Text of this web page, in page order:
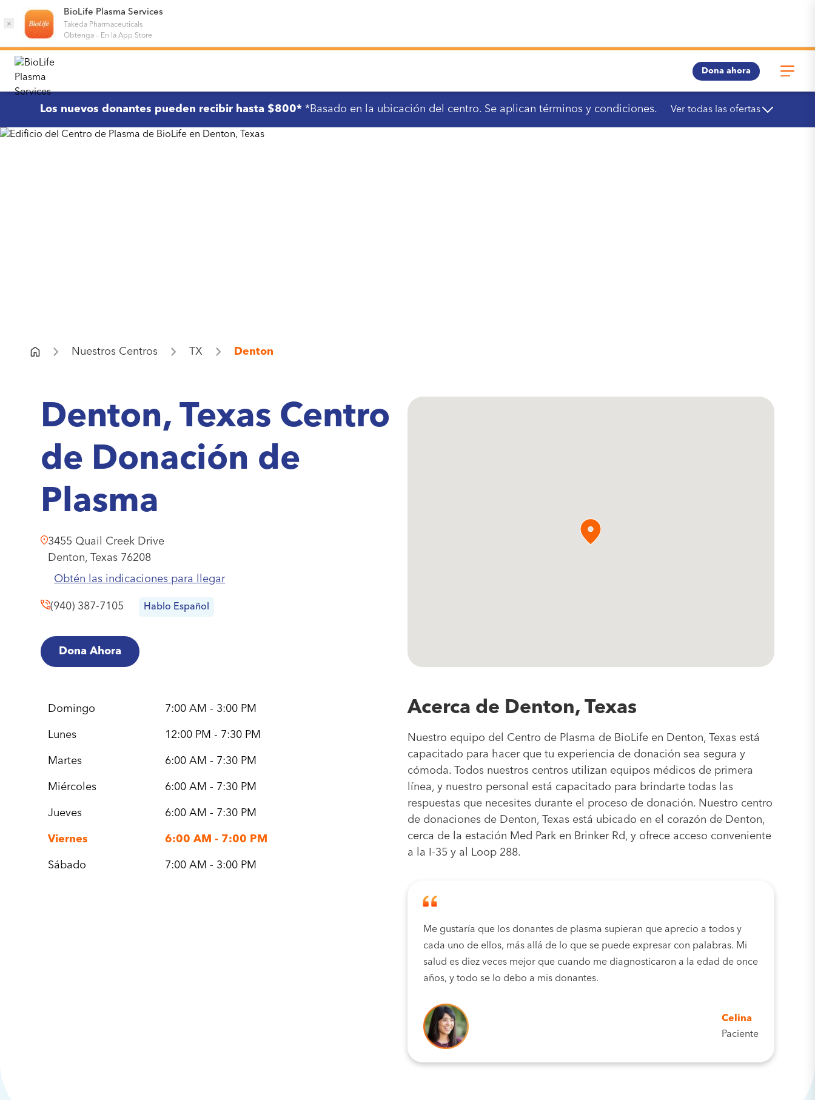
×
BioLife Plasma Services
Takeda Pharmaceuticals
Obtenga– En la App Store
Dona ahora
Los nuevos donantes pueden recibir hasta $800**Basado en la ubicación del centro. Se aplican términos y condiciones. Ver todas las ofertas
Nuestros Centros TX Denton
Denton, Texas Centro
de Donación de
Plasma
3455 Quail Creek Drive
Denton,Texas 76208
Obtén las indicaciones para llegar
(940) 387-7105 Hablo Español
Dona Ahora
Domingo 7:00 AM - 3:00 PM
Lunes 12:00 PM - 7:30 PM
Martes 6:00 AM - 7:30 PM
Miércoles 6:00 AM - 7:30 PM
Jueves 6:00 AM - 7:30 PM
Viernes 6:00 AM - 7:00 PM
Sábado 7:00 AM - 3:00 PM
Acerca de Denton, Texas
Nuestro equipo del Centro de Plasma de BioLife en Denton, Texas está
capacitado para hacer que tu experiencia de donación sea segura y
cómoda. Todos nuestros centros utilizan equipos médicos de primera
línea, y nuestro personal está capacitado para brindarte todas las
respuestas que necesites durante el proceso de donación. Nuestro centro
de donaciones de Denton, Texas está ubicado en el corazón de Denton,
cerca de la estación Med Park en Brinker Rd, y ​​ofrece acceso conveniente
a la I-35 y al Loop 288.
Me gustaría que los donantes de plasma supieran que aprecio a todos y
cada uno de ellos, más allá de lo que se puede expresar con palabras. Mi
salud es diez veces mejor que cuando me diagnosticaron a la edad de once
años, y todo se lo debo a mis donantes.
Celina
Paciente